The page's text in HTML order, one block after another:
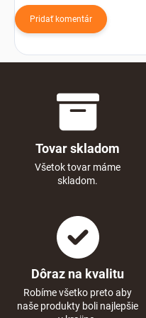
Pridať komentár
Tovar skladom
Všetok tovar máme
skladom.
Dôraz na kvalitu
Robíme všetko preto aby
naše produkty boli najlepšie